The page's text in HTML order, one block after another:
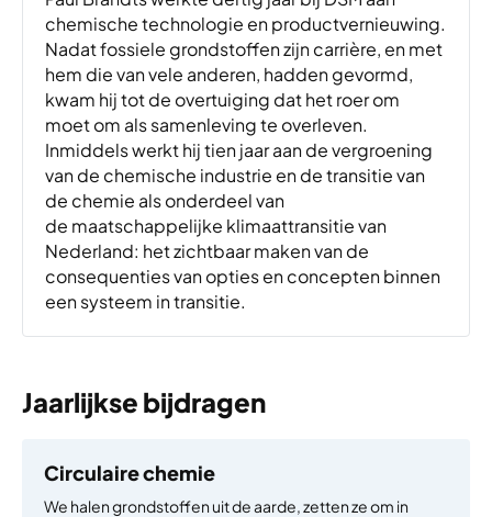
chemische technologie en productvernieuwing.
Nadat fossiele grondstoffen zijn carrière, en met
hem die van vele anderen, hadden gevormd,
kwam hij tot de overtuiging dat het roer om
moet om als samenleving te overleven.
Inmiddels werkt hij tien jaar aan de vergroening
van de chemische industrie en de transitie van
de chemie als onderdeel van
de maatschappelijke klimaattransitie van
Nederland: het zichtbaar maken van de
consequenties van opties en concepten binnen
een systeem in transitie.
Jaarlijkse bijdragen
Circulaire chemie
We halen grondstoffen uit de aarde, zetten ze om in